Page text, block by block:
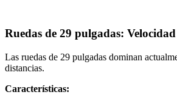
Ruedas de 29 pulgadas:
Las ruedas de 29 pulgadas dominan
distancias.
Características: